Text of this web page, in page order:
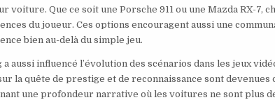
voiture. Que ce soit une Porsche 911 ou une Mazda RX-7,
du joueur. Ces options encouragent aussi une
bien au-delà du simple jeu.
aussi influencé l’évolution des scénarios dans les jeux
la quête de prestige et de reconnaissance sont
une profondeur narrative où les voitures ne sont plus